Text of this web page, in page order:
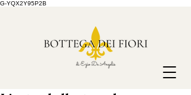
G-YQX2Y95P2B